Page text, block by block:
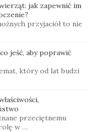
jak zapewnić im
przyjaciół to nie
jeść, aby poprawić
który od lat budzi
przeciętnemu
w …